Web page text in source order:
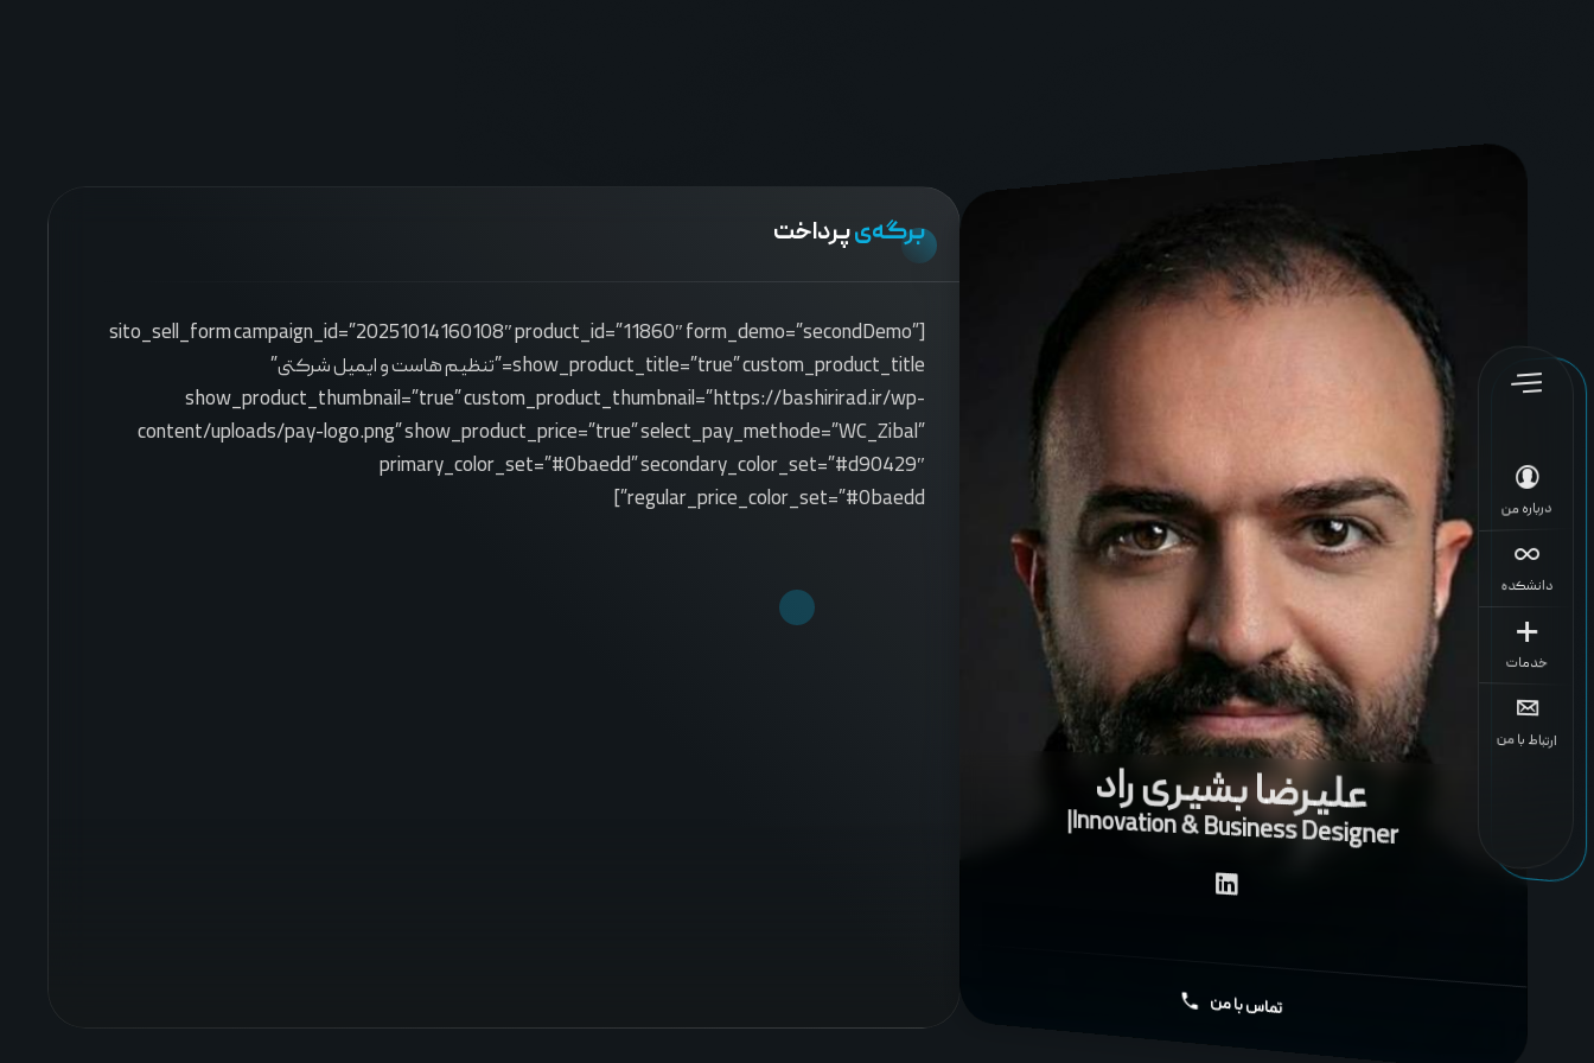
درباره من
دانشکده
خدمات
ارتباط با من
علیرضا بشیری راد
Innovation & Business Designer
تماس با من
برگه‌یپرداخت
[sito_sell_form campaign_id=”20251014160108″ product_id=”11860″ form_demo=”secondDemo”
show_product_title=”true” custom_product_title=”تنظیم هاست و ایمیل شرکتی”
show_product_thumbnail=”true” custom_product_thumbnail=”https://bashirirad.ir/wp-
content/uploads/pay-logo.png” show_product_price=”true” select_pay_methode=”WC_Zibal”
primary_color_set=”#0baedd” secondary_color_set=”#d90429″
regular_price_color_set=”#0baedd”]